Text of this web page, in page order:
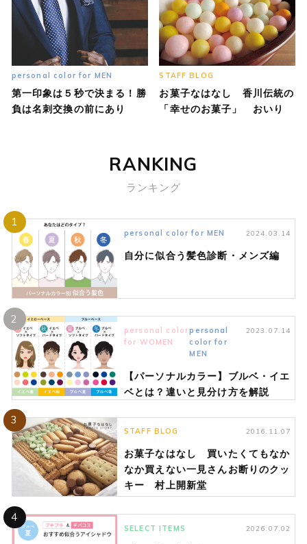
personal color for MEN
第一印象は５秒で決まる！勝
負は名刺交換の前にあり
STAFF BLOG
お菓子なはなし 香川伝統の
「幸せのお菓子」 おいり
RANKING
ランキング
1
personal color for MEN 2024.03.14
自分に似合う髪色診断・メンズ編
2
personal color
for WOMEN
personal
color for
MEN
2023.07.14
【パーソナルカラー】ブルベ・イエ
ベとは？違いと見分け方を解説
3
STAFF BLOG 2016.11.07
お菓子なはなし 買いたくてもなか
なか買えない一見さんお断りのクッ
キー 村上開新堂
4
SELECT ITEMS 2026.07.02